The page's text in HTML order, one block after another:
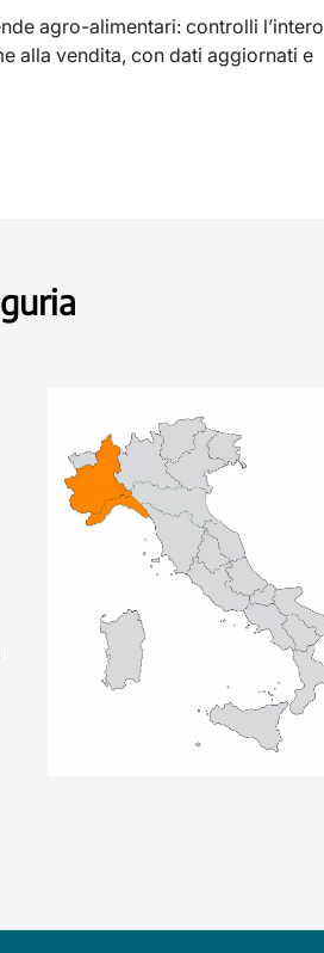
agro-alimentari: controlli l’intero
alla vendita, con dati aggiornati e